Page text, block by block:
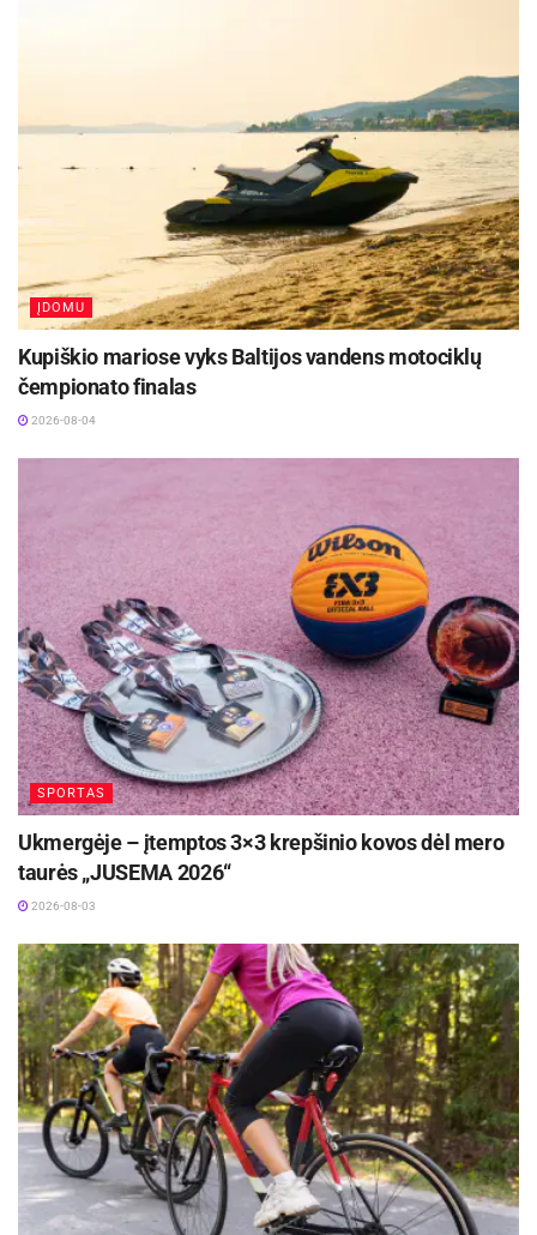
Savaitgalį geriausi Lietuvos slalomo meistrai
rinksis Zarasuose
2026-08-04
Jonavos ligoninėje gimė 300-asis šių metų
2026-08-04
mokyklos auklėtinė Lina Surgelaitė. Ji liepos 29
d. ryte dalyvaus kvalifikacinėse ieties metimo
varžybose.
Nuotraukoje – lengvaatlečiai su Lietuvos
Respublikos Prezidentu Valdu Adamkumi.
Algimantas Kmitas
ĮDOMU
Kupiškio mariose vyks Baltijos vandens motociklų
čempionato finalas
2026-08-04
SPORTAS
Ukmergėje – įtemptos 3×3 krepšinio kovos dėl mero
taurės „JUSEMA 2026“
2026-08-03